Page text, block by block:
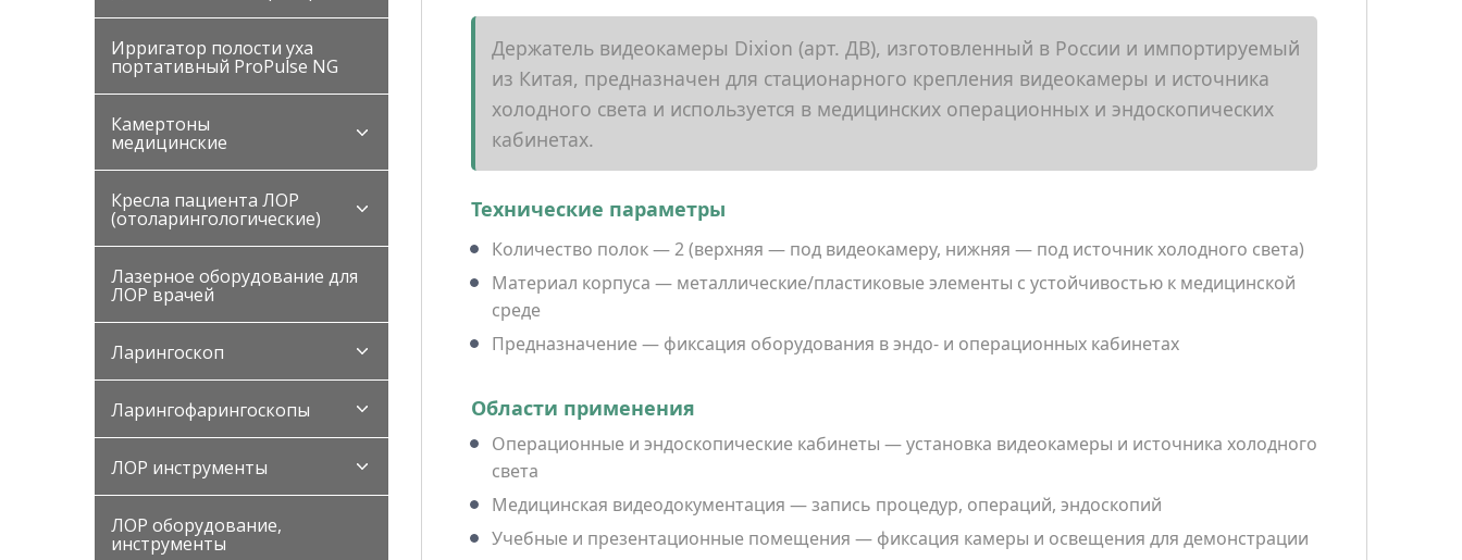
Ирригатор полости уха
портативный ProPulse NG
Камертоны
медицинские
Кресла пациента ЛОР
(отоларингологические)
Лазерное оборудование для
ЛОР врачей
Ларингоскоп
Ларингофарингоскопы
ЛОР инструменты
ЛОР оборудование,
инструменты
Держатель видеокамеры Dixion (арт. ДВ), изготовленный в России и импортируемый
из Китая, предназначен для стационарного крепления видеокамеры и источника
холодного света и используется в медицинских операционных и эндоскопических
кабинетах.
Технические параметры
Количество полок — 2 (верхняя — под видеокамеру, нижняя — под источник холодного света)
Материал корпуса — металлические/пластиковые элементы с устойчивостью к медицинской
среде
Предназначение — фиксация оборудования в эндо‑ и операционных кабинетах
Области применения
Операционные и эндоскопические кабинеты — установка видеокамеры и источника холодного
света
Медицинская видеодокументация — запись процедур, операций, эндоскопий
Учебные и презентационные помещения — фиксация камеры и освещения для демонстрации